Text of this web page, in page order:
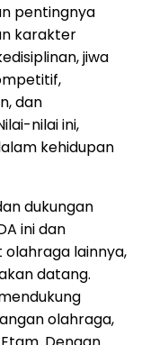
pentingnya
karakter
jiwa
dan
nilai ini,
kehidupan
dukungan
ini dan
lainnya,
datang.
olahraga,